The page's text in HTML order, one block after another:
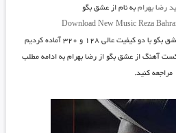
رضا بهرام به ناماز عشق بگو
Download New Music Reza
بگو با دو کیفیت عالی ۱۲۸ و ۳۲۰ آماده کردیم
آهنگ از عشق بگو از رضا بهرام به ادامه مطلب
مراجعه کنید.